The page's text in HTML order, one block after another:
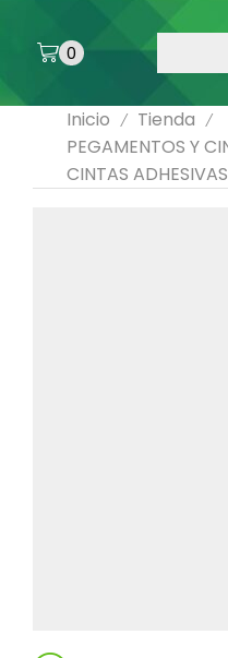
0
Inicio / Tienda /
PEGAMENTOS Y
CINTAS ADHESIVAS